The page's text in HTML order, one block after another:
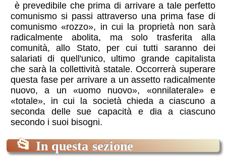
è prevedibile che prima di arrivare a tale perfetto
comunismo si passi attraverso una prima fase di
comunismo rozzo , in cui la proprietà non sarà
radicalmente abolita, ma solo trasferita alla
comunità, allo Stato, per cui tutti saranno dei
salariati di quell'unico, ultimo grande capitalista
che sarà la collettività statale. Occorrerà superare
questa fase per arrivare a un assetto radicalmente
nuovo, a un
uomo nuovo , onnilaterale e
totale , in cui la società chieda a ciascuno a
seconda delle sue capacità e dia a ciascuno
secondo i suoi bisogni.
📂 In questa sezione